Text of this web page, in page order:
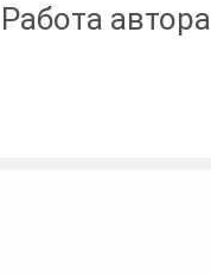
Работа автора